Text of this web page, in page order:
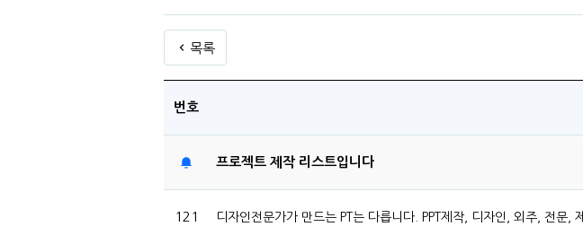
목록
번호
프로젝트 제작 리스트입니다
121 디자인전문가가 만드는 PT는 다릅니다. PPT제작, 디자인, 외주, 전문, 제